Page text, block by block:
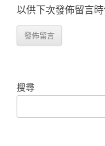
以供下次發佈留言時
搜尋